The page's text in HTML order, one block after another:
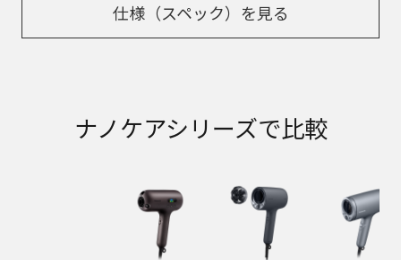
仕様（スペック）を見る
ナノケアシリーズで比較